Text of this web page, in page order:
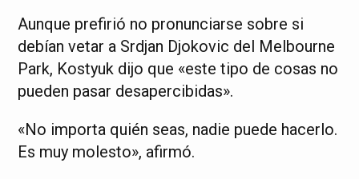
Aunque prefirió no pronunciarse sobre si
debían vetar a Srdjan Djokovic del Melbourne
Park, Kostyuk dijo que «este tipo de cosas no
pueden pasar desapercibidas».
«No importa quién seas, nadie puede hacerlo.
Es muy molesto», afirmó.